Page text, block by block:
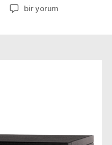
Berqnet
bir yorum